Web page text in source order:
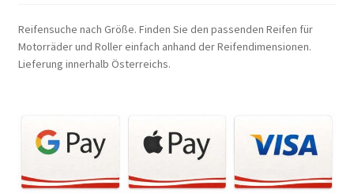
Reifensuche nach Größe. Finden Sie den passenden Reifen für
Motorräder und Roller einfach anhand der Reifendimensionen.
Lieferung innerhalb Österreichs.